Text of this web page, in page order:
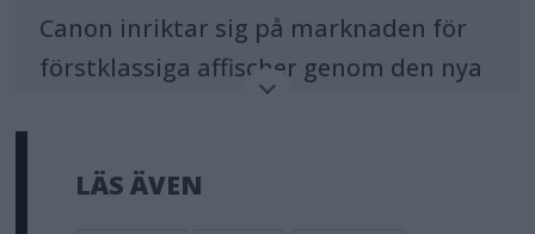
Canon inriktar sig på marknaden för
förstklassiga affischer genom den nya
orange och grått bläck för livfull och
LÄS ÄVEN